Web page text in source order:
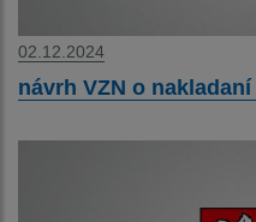
02.12.2024
návrh VZN o